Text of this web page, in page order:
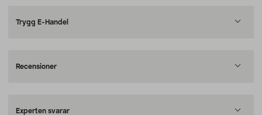
Trygg E-Handel
Recensioner
Experten svarar